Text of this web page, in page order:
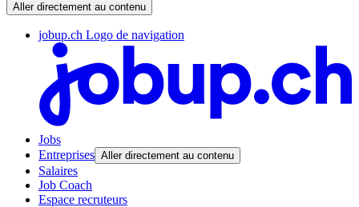
Aller directement au contenu
jobup.ch Logo de navigation
Jobs
Entreprises Aller directement au contenu
Salaires
Job Coach
Espace recruteurs